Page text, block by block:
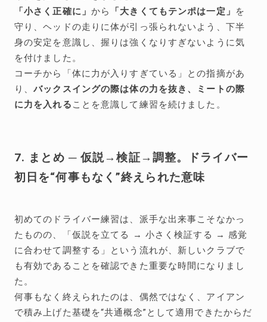
「小さく正確に」 から 「大きくてもテンポは一定」
を
守り、ヘッドの走りに体が引っ張られないよう、下半
身の安定を意識し、握りは強くなりすぎないように気
を付けました。
コーチから「体に力が入りすぎている」との指摘があ
り、バックスイングの際は体の力を抜き、ミートの際
に力を入れる ことを意識して練習を続けました。
7. まとめ ─ 仮説→検証→調整。ドライバー
初日を“何事もなく”終えられた意味
初めてのドライバー練習は、派手な出来事こそなかっ
たものの、「仮説を立てる → 小さく検証する → 感覚
に合わせて調整する」という流れが、新しいクラブで
も有効であることを確認できた重要な時間になりまし
た。
何事もなく終えられたのは、偶然ではなく、アイアン
で積み上げた基礎を“共通概念”として適用できたからだ